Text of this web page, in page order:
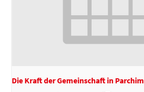
Die Kraft der Gemeinschaft in Parchim